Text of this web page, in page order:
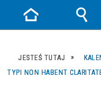
JESTEŚ TUTAJ
TYPI NON HABENT
Strona
główna